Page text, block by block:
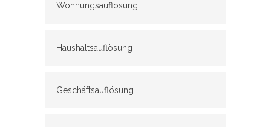
Wohnungsauflösung
Haushaltsauflösung
Geschäftsauflösung